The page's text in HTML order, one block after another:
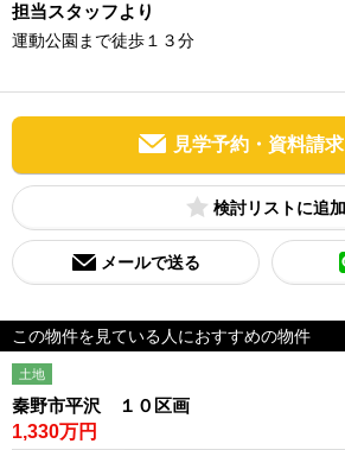
担当スタッフより
運動公園まで徒歩１３分
見学予約・資料請求
検討リスト
メールで送る
この物件を見ている人におすすめの物件
土地
秦野市平沢 １０区画
1,330万円